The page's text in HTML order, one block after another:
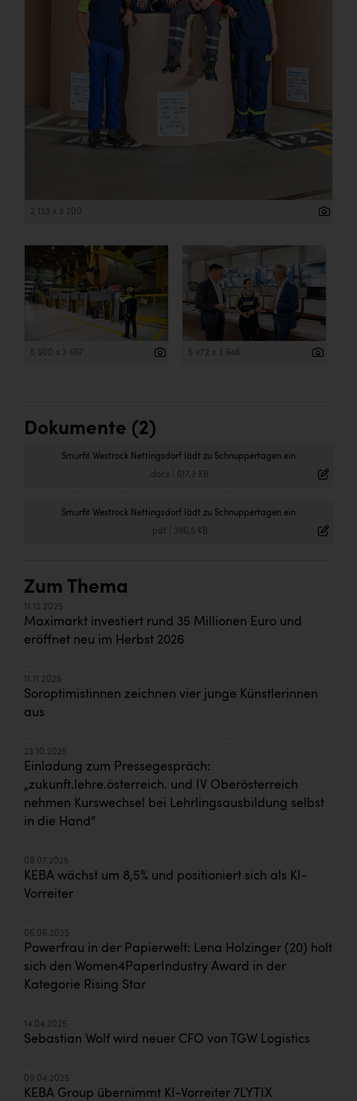
2 133 x 3 200
5 500 x 3 667 5 472 x 3 648
Dokumente (2)
Smurfit Westrock Nettingsdorf lädt zu Schnuppertagen ein
.docx 617,3 KB
Smurfit Westrock Nettingsdorf lädt zu Schnuppertagen ein
.pdf 396,5 KB
Zum Thema
11.12.2025
Maximarkt investiert rund 35 Millionen Euro und
eröffnet neu im Herbst 2026
11.11.2025
Soroptimistinnen zeichnen vier junge Künstlerinnen
aus
23.10.2025
Einladung zum Pressegespräch:
„zukunft.lehre.österreich. und IV Oberösterreich
nehmen Kurswechsel bei Lehrlingsausbildung selbst
in die Hand“
08.07.2025
KEBA wächst um 8,5% und positioniert sich als KI-
Vorreiter
06.06.2025
Powerfrau in der Papierwelt: Lena Holzinger (20) holt
sich den Women4PaperIndustry Award in der
Kategorie Rising Star
14.04.2025
Sebastian Wolf wird neuer CFO von TGW Logistics
09.04.2025
KEBA Group übernimmt KI-Vorreiter 7LYTIX